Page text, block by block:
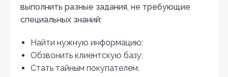
выполнить разные задания, не требующие
специальных знаний:
Найти нужную информацию;
Обзвонить клиентскую базу;
Стать тайным покупателем.